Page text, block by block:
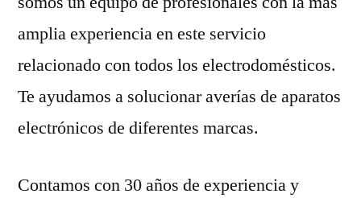
amplia experiencia en este servicio
relacionado con todos los electrodomésticos.
Te ayudamos a solucionar averías de aparatos
electrónicos de diferentes marcas.
Contamos con 30 años de experiencia y